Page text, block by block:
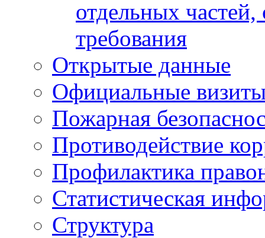
отдельных
требования
Открытые данные
Официальные
Пожарная
Противодействие
Профилактика
Статистическая
Структура